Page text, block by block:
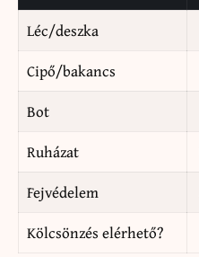
Léc/deszka
Cipő/bakancs
Bot
Ruházat
Fejvédelem
Kölcsönzés elérhető?